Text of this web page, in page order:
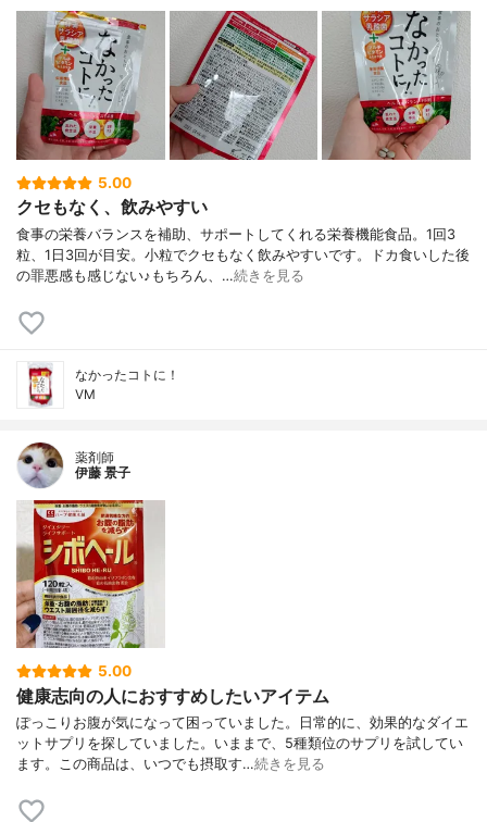
5.00
クセもなく、飲みやすい
食事の栄養バランスを補助、サポートしてくれる栄養機能食品。1回3
粒、1日3回が目安。小粒でクセもなく飲みやすいです。ドカ食いした後
の罪悪感も感じない♪もちろん、…続きを見る
なかったコトに！
VM
薬剤師
伊藤 景子
5.00
健康志向の人におすすめしたいアイテム
ぽっこりお腹が気になって困っていました。日常的に、効果的なダイエ
ットサプリを探していました。いままで、5種類位のサプリを試してい
ます。この商品は、いつでも摂取す…続きを見る